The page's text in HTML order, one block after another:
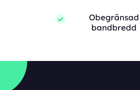
Obegränsad
bandbredd